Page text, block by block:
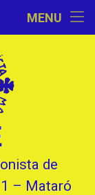
MENU
de
– Mataró